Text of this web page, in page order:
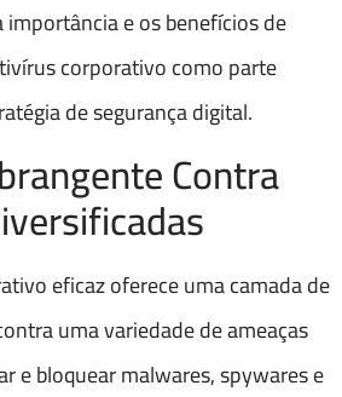
e os benefícios de
corporativo como parte
de segurança digital.
Contra
eficaz oferece uma camada de
uma variedade de ameaças
e bloquear malwares, spywares e